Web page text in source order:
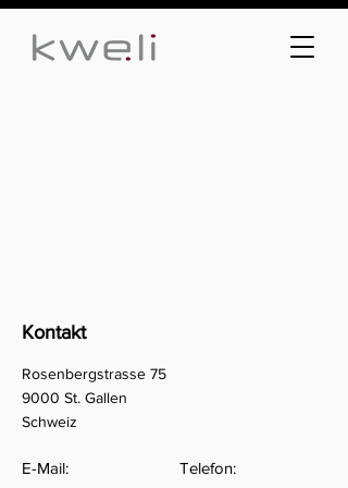
Kontakt
Rosenbergstrasse 75
9000 St. Gallen
Schweiz
E-Mail:
Telefon: